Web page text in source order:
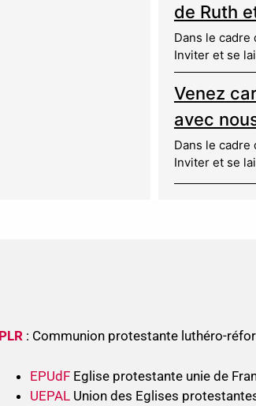
de Ruth
Dans le cadre
Inviter et se
Venez
avec
Dans le cadre
Inviter et se
: Communion protestante luthéro-
EPUdF Eglise protestante unie de
UEPAL Union des Eglises